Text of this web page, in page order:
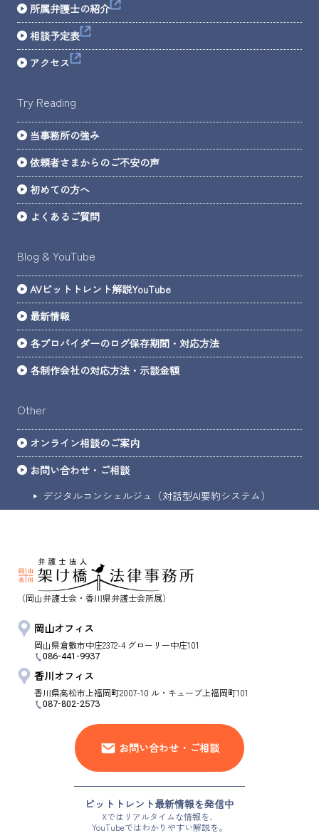
所属弁護士の紹介
相談予定表
アクセス
Try Reading
当事務所の強み
依頼者さまからのご不安の声
初めての方へ
よくあるご質問
Blog & YouTube
AVビットトレント解説YouTube
最新情報
各プロバイダーのログ保存期間・対応方法
各制作会社の対応方法・示談金額
Other
オンライン相談のご案内
お問い合わせ・ご相談
デジタルコンシェルジュ（対話型AI要約システム）
（岡山弁護士会・香川県弁護士会所属）
岡山オフィス
岡山県倉敷市中庄2372-4 グローリー中庄101
086-441-9937
香川オフィス
香川県高松市 上福岡町2007-10 ル・キューブ上福岡町101
087-802-2573
お問い合わせ・ご相談
ビットトレント最新情報を発信中
Xではリアルタイムな情報を、
YouTubeではわかりやすい解説を。